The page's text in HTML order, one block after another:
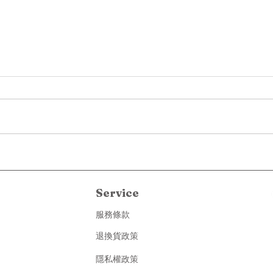
進出的地方，空氣過關了嗎？
Service
​服務條款
退換貨政策
隱私權政策